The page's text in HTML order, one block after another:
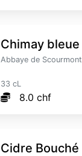
Chimay bleue
Abbaye de Scourmont
33 cL
8.0 chf
Cidre Bouché